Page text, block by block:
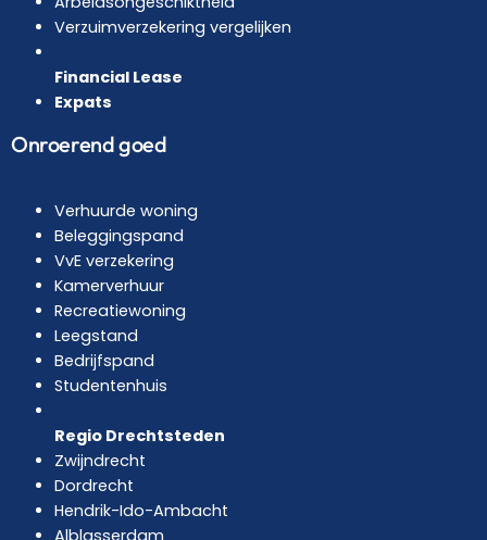
Verzuimverzekering vergelijken
Financial Lease
Expats
Onroerend goed
Verhuurde woning
Beleggingspand
VvE verzekering
Kamerverhuur
Recreatiewoning
Leegstand
Bedrijfspand
Studentenhuis
Regio Drechtsteden
Zwijndrecht
Dordrecht
Hendrik-Ido-Ambacht
Alblasserdam